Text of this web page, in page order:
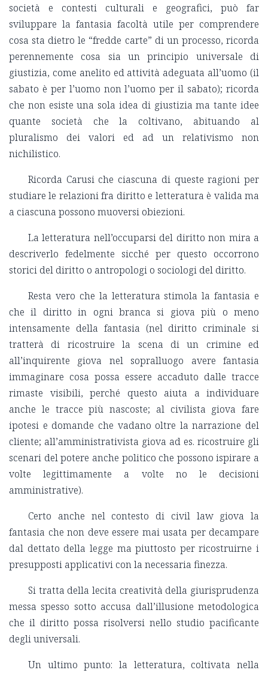
società e contesti culturali e geografici, può far
sviluppare la fantasia facoltà utile per comprendere
cosa sta dietro le “fredde carte” di un processo, ricorda
perennemente cosa sia un principio universale di
giustizia, come anelito ed attività adeguata all’uomo (il
sabato è per l’uomo non l’uomo per il sabato); ricorda
che non esiste una sola idea di giustizia ma tante idee
quante società che la coltivano, abituando al
pluralismo dei valori ed ad un relativismo non
nichilistico.
Ricorda Carusi che ciascuna di queste ragioni per
studiare le relazioni fra diritto e letteratura è valida ma
a ciascuna possono muoversi obiezioni.
La letteratura nell’occuparsi del diritto non mira a
descriverlo fedelmente sicché per questo occorrono
storici del diritto o antropologi o sociologi del diritto.
Resta vero che la letteratura stimola la fantasia e
che il diritto in ogni branca si giova più o meno
intensamente della fantasia (nel diritto criminale si
tratterà di ricostruire la scena di un crimine ed
all’inquirente giova nel sopralluogo avere fantasia
immaginare cosa possa essere accaduto dalle tracce
rimaste visibili, perché questo aiuta a individuare
anche le tracce più nascoste; al civilista giova fare
ipotesi e domande che vadano oltre la narrazione del
cliente; all’amministrativista giova ad es. ricostruire gli
scenari del potere anche politico che possono ispirare a
volte legittimamente a volte no le decisioni
amministrative).
Certo anche nel contesto di civil law giova la
fantasia che non deve essere mai usata per decampare
dal dettato della legge ma piuttosto per ricostruirne i
presupposti applicativi con la necessaria finezza.
Si tratta della lecita creatività della giurisprudenza
messa spesso sotto accusa dall’illusione metodologica
che il diritto possa risolversi nello studio pacificante
degli universali.
Un ultimo punto: la letteratura, coltivata nella